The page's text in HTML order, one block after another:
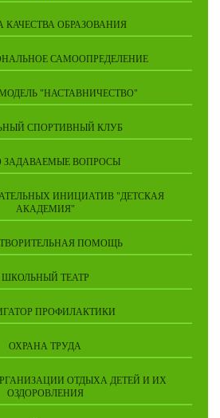
КАЧЕСТВА ОБРАЗОВАНИЯ
САМООПРЕДЕЛЕНИЕ
"НАСТАВНИЧЕСТВО"
СПОРТИВНЫЙ КЛУБ
ЗАДАВАЕМЫЕ ВОПРОСЫ
ИНИЦИАТИВ "ДЕТСКАЯ
АКАДЕМИЯ"
ПОМОЩЬ
ШКОЛЬНЫЙ ТЕАТР
ПРОФИЛАКТИКИ
ОХРАНА ТРУДА
ОТДЫХА ДЕТЕЙ И ИХ
ОЗДОРОВЛЕНИЯ